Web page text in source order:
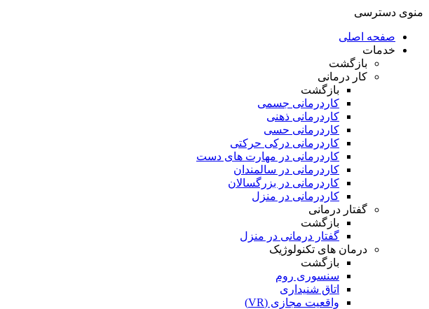
منوی دسترسی
صفحه اصلی
خدمات
بازگشت
کار درمانی
بازگشت
کاردرمانی جسمی
کاردرمانی ذهنی
کاردرمانی حسی
کاردرمانی درکی حرکتی
کاردرمانی در مهارت های دست
کاردرمانی در سالمندان
کاردرمانی در بزرگسالان
کاردرمانی در منزل
گفتار درمانی
بازگشت
گفتار درمانی در منزل
درمان های تکنولوژیک
بازگشت
سنسوری روم
اتاق شنیداری
واقعیت مجازی (VR)